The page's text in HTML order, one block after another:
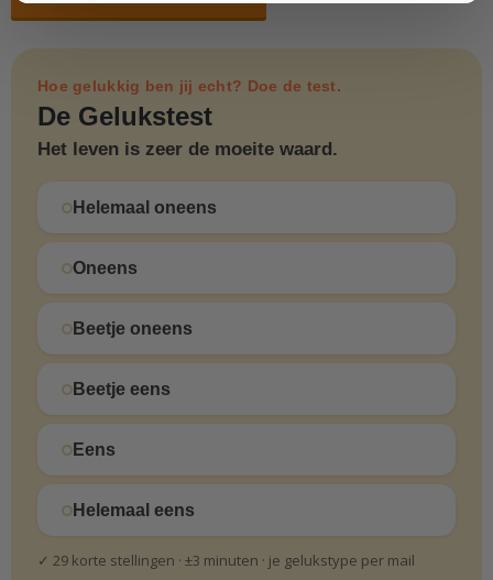
Hoe gelukkig ben jij echt? Doe de test.
De Gelukstest
Het leven is zeer de moeite waard.
Helemaal oneens
Oneens
Beetje oneens
Beetje eens
Eens
Helemaal eens
✓ 29 korte stellingen · ±3 minuten · je gelukstype per mail